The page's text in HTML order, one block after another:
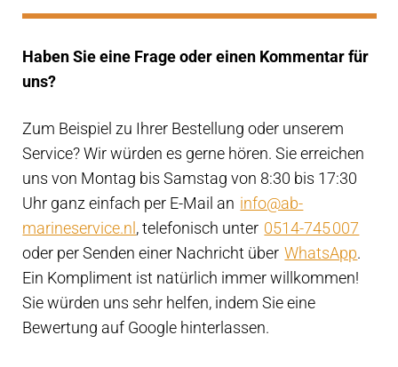
Haben Sie eine Frage oder einen Kommentar für
uns?
Zum Beispiel zu Ihrer Bestellung oder unserem
Service? Wir würden es gerne hören. Sie erreichen
uns von Montag bis Samstag von 8:30 bis 17:30
Uhr ganz einfach per E-Mail an info@ab-
marineservice.nl , telefonisch unter 0514-745 007
oder per Senden einer Nachricht überWhatsApp.
Ein Kompliment ist natürlich immer willkommen!
Sie würden uns sehr helfen, indem Sie eine
Bewertung auf Google hinterlassen.